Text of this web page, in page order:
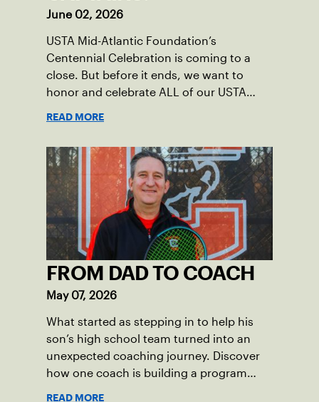
June 02, 2026
USTA Mid-Atlantic Foundation’s
Centennial Celebration is coming to a
close. But before it ends, we want to
honor and celebrate ALL of our USTA
community among adult players, but they
also ensure tennis in our region remains
vibrant and strong.
READ MORE
FROM DAD TO COACH
May 07, 2026
What started as stepping in to help his
son’s high school team turned into an
unexpected coaching journey. Discover
how one coach is building a program
READ MORE